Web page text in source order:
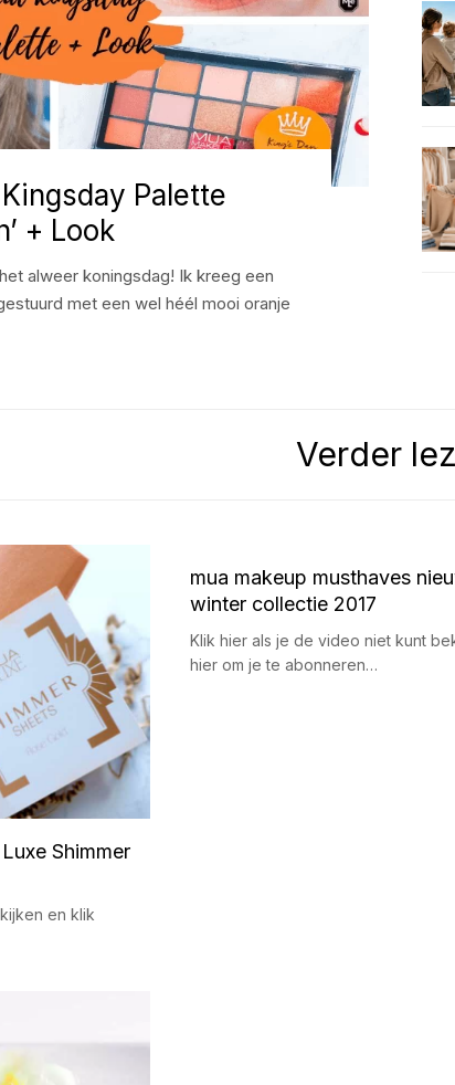
Palette
+ Look
alweer koningsdag! Ik kreeg een
met een wel héél mooi oranje
Verder
Shimmer
en klik
mua makeup musthaves
winter collectie 2017
Klik hier als je de video niet kunt
hier om je te abonneren…